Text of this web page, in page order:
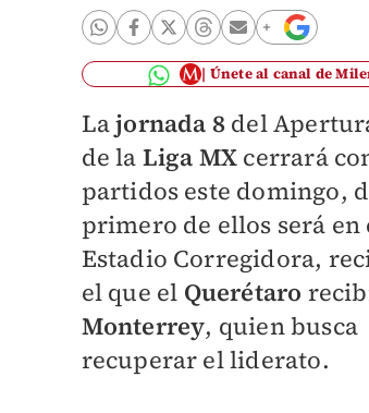
Únete al canal de
Lajornada 8del
de la Liga MX cerrará
partidos este domingo,
primero de ellos será en
Estadio Corregidora,
el que el Querétaro
Monterrey, quien busca
recuperar el liderato.